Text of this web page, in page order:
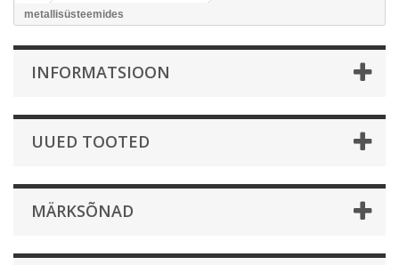
metallisüsteemides
INFORMATSIOON
UUED TOOTED
MÄRKSÕNAD